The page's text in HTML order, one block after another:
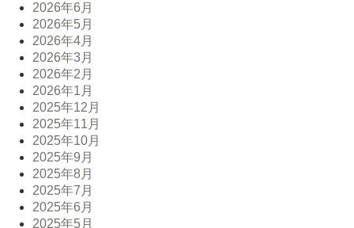
2026年6月
2026年5月
2026年4月
2026年3月
2026年2月
2026年1月
2025年12月
2025年11月
2025年10月
2025年9月
2025年8月
2025年7月
2025年6月
2025年5月